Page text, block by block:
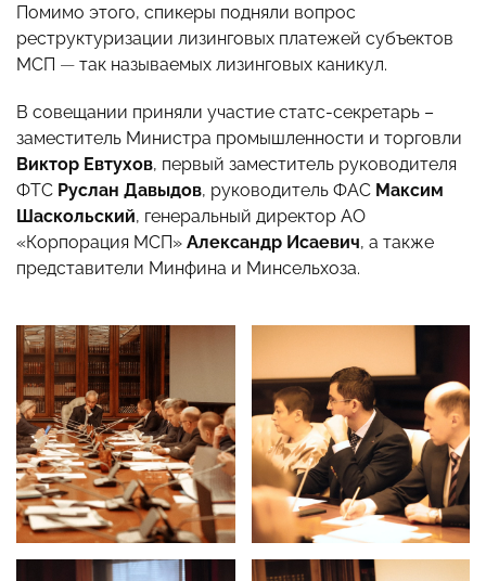
Помимо этого, спикеры подняли вопрос
реструктуризации лизинговых платежей субъектов
МСП — так называемых лизинговых каникул.
В совещании приняли участие статс-секретарь –
заместитель Министра промышленности и торговли
Виктор Евтухов, первый заместитель руководителя
ФТС Руслан Давыдов, руководитель ФАС Максим
Шаскольский, генеральный директор АО
«Корпорация МСП» Александр Исаевич, а также
представители Минфина и Минсельхоза.